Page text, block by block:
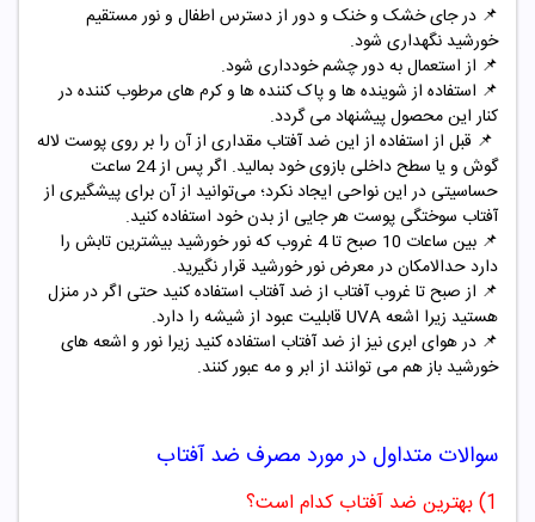
📌 در جای خشک و خنک و دور از دسترس اطفال و نور مستقیم
خورشید نگهداری شود.
📌 از استعمال به دور چشم خودداری شود.
📌 استفاده از شوینده ها و پاک کننده ها و کرم های مرطوب کننده در
کنار این محصول پیشنهاد می گردد.
📌 قبل از استفاده از این ضد آفتاب مقداری از آن را بر روی پوست لاله
گوش و یا سطح داخلی بازوی خود بمالید. اگر پس از 24 ساعت
حساسیتی در این نواحی ایجاد نکرد؛ می‌توانید از آن برای پیشگیری از
آفتاب سوختگی پوست هر جایی از بدن خود استفاده کنید.
📌
بین ساعات 10 صبح تا 4 غروب که نور خورشید بیشترین تابش را
دارد حدالامکان در معرض نور خورشید قرار نگیرید.
📌 از صبح تا غروب آفتاب از ضد آفتاب استفاده کنید حتی اگر در منزل
هستید زیرا اشعه UVA قابلیت عبود از شیشه را دارد.
📌 در هوای ابری نیز از ضد آفتاب استفاده کنید زیرا نور و اشعه های
خورشید باز هم می توانند از ابر و مه عبور کنند.
سوالات متداول در مورد مصرف ضد آفتاب
1) بهترین ضد آفتاب کدام است؟